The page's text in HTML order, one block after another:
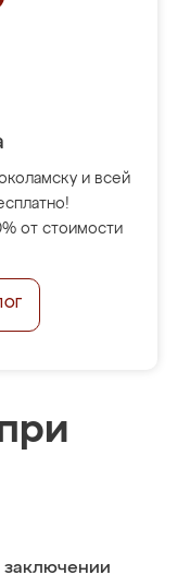
и всей
от стоимости
заключении